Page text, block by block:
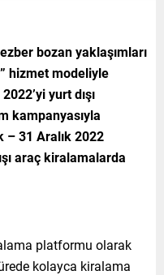
bozan yaklaşımları
hizmet modeliyle
yurt dışı
kampanyasıyla
– 31 Aralık 2022
araç kiralamalarda
platformu olarak
kolayca kiralama